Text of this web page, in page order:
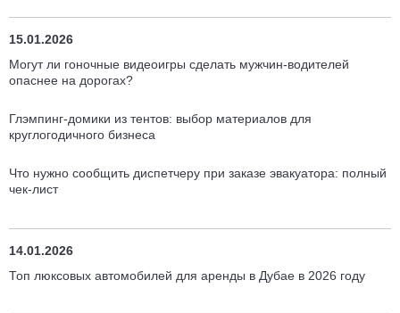
15.01.2026
Могут ли гоночные видеоигры сделать мужчин-водителей
опаснее на дорогах?
Глэмпинг-домики из тентов: выбор материалов для
круглогодичного бизнеса
Что нужно сообщить диспетчеру при заказе эвакуатора: полный
чек-лист
14.01.2026
Топ люксовых автомобилей для аренды в Дубае в 2026 году